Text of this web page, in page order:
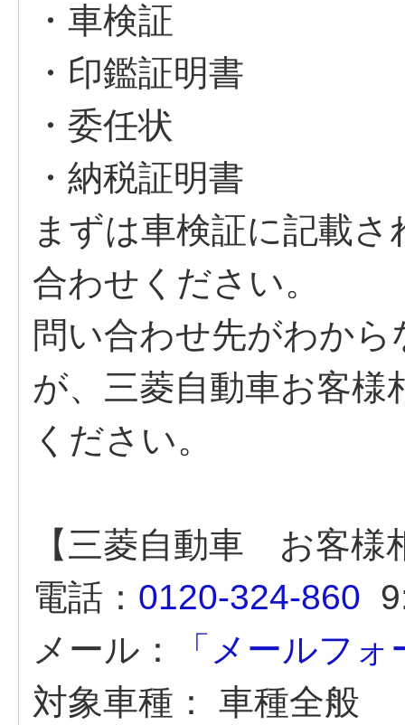
・車検証
・印鑑証明書
・委任状
・納税証明書
まずは車検証に記載さ
合わせください。
問い合わせ先がわか
が、三菱自動車お客
ください。
【三菱自動車 お客様
電話： 0120-324-860
メール：
「メールフ
対象車種：
車種全般